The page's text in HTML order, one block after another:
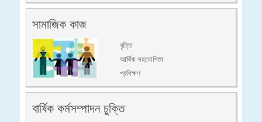
সামাজিক কাজ
বৃত্তি
আর্থিক সহযোগিতা
প্রশিক্ষণ
বার্ষিক কর্মসম্পাদন চুক্তি